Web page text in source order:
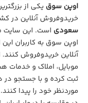
اوپن سوق یکی از
خریدوفروش آنلاین در
سعودی است. این سایت
اوپن سوق به کاربران
آنلاین خریدوفروش کنند.
موبایل، املاک و خدمات
ثبت کرده و با جستجو در
موردنظر خود را پیدا کنند.